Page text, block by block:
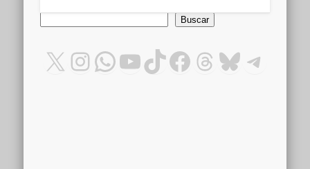
Buscar
X Instagram
WhatsApp
YouTube
TikTok
Facebook
Threads
Bluesky